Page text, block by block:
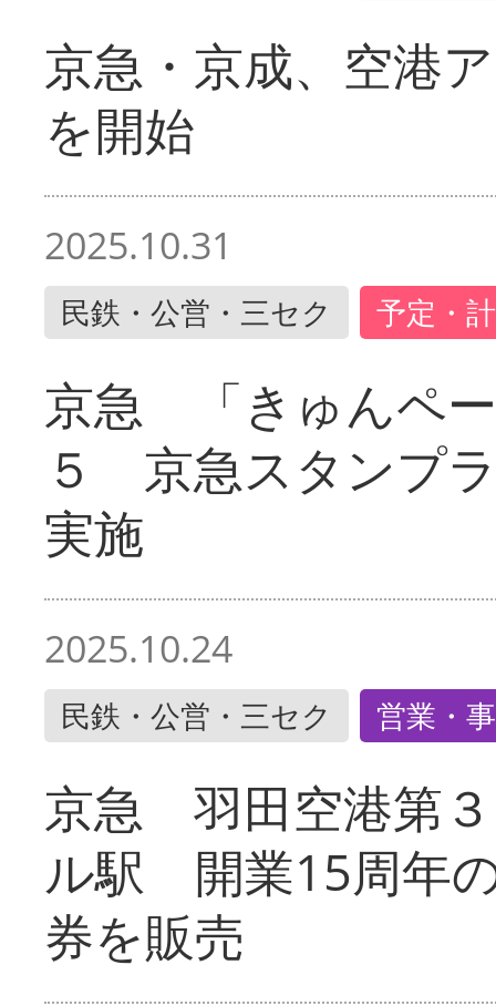
京急・京成、空港
を開始
2025.10.31
民鉄・公営・三セク 予定・
京急 「きゅんペ
５ 京急スタンプ
実施
2025.10.24
民鉄・公営・三セク 営業・
京急 羽田空港第
ル駅 開業15周年
券を販売